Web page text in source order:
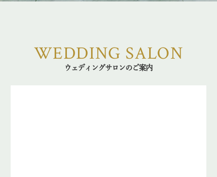
WEDDING SALON
ウェディングサロンのご案内